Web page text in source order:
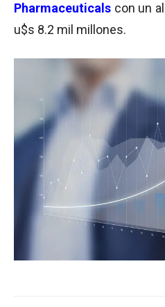
Pharmaceuticals con un
u$s 8.2 mil millones.